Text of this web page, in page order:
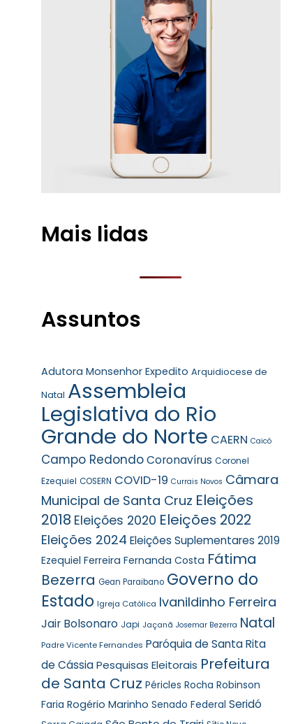
Mais lidas
Assuntos
Adutora Monsenhor Expedito Arquidiocese de
Natal Assembleia
Legislativa do Rio
Grande do Norte CAERN Caicó
Campo Redondo Coronavírus Coronel
Ezequiel COSERN COVID-19 Currais Novos Câmara
Municipal de Santa Cruz Eleições
2018 Eleições 2020 Eleições 2022
Eleições 2024 Eleições Suplementares 2019
Ezequiel Ferreira Fernanda Costa Fátima
Bezerra Gean Paraibano Governo do
Estado Igreja Católica Ivanildinho Ferreira
Jair Bolsonaro Japi Jaçanã Josemar Bezerra Natal
Padre Vicente Fernandes Paróquia de Santa Rita
de Cássia Pesquisas Eleitorais Prefeitura
de Santa Cruz Péricles Rocha Robinson
Faria Rogério Marinho Senado Federal Seridó